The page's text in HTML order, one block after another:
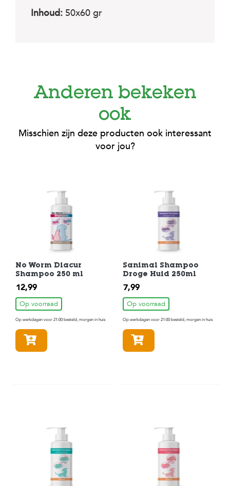
Inhoud: 50x60 gr
Anderen bekeken
ook
Misschien zijn deze producten ook interessant
voor jou?
No Worm Diacur
Shampoo 250 ml
12,99
Op voorraad
Op werkdagen voor 21:00 besteld, morgen in huis
Sanimal Shampoo
Droge Huid 250ml
7,99
Op voorraad
Op werkdagen voor 21:00 besteld, morgen in huis